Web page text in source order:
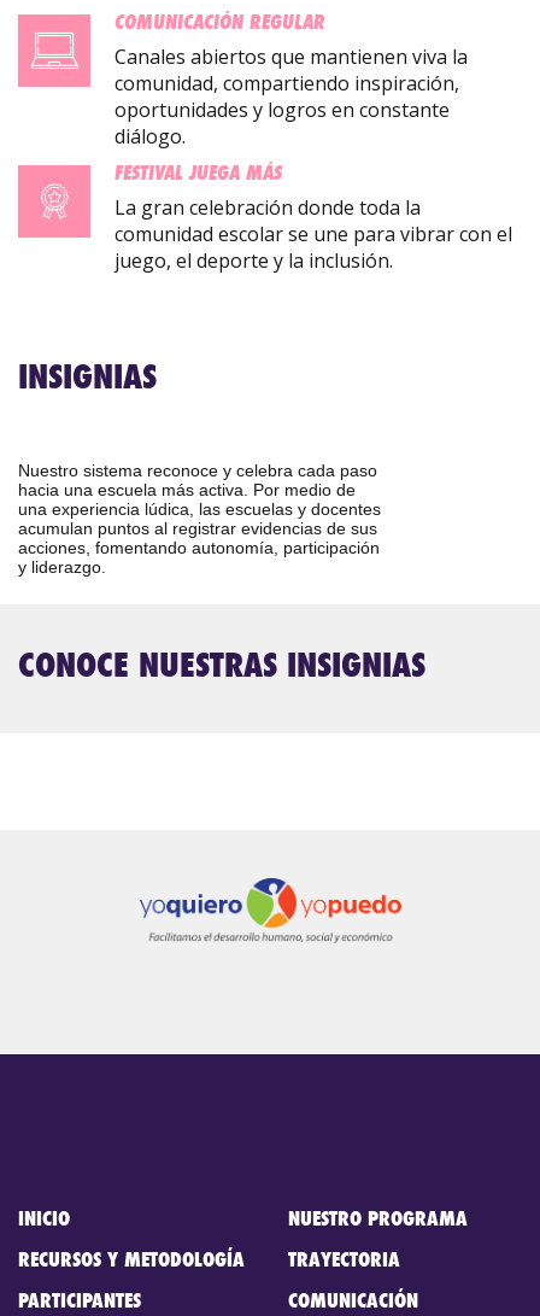
COMUNICACIÓN REGULAR
Canales abiertos que mantienen viva la
comunidad, compartiendo inspiración,
oportunidades y logros en constante
diálogo.
FESTIVAL JUEGA MÁS
La gran celebración donde toda la
comunidad escolar se une para vibrar con el
juego, el deporte y la inclusión.
INSIGNIAS
Nuestro sistema reconoce y celebra cada paso
hacia una escuela más activa. Por medio de
una experiencia lúdica, las escuelas y docentes
acumulan puntos al registrar evidencias de sus
acciones, fomentando autonomía, participación
y liderazgo.
CONOCE NUESTRAS INSIGNIAS
INICIO
NUESTRO PROGRAMA
RECURSOS Y METODOLOGÍA
TRAYECTORIA
PARTICIPANTES
COMUNICACIÓN